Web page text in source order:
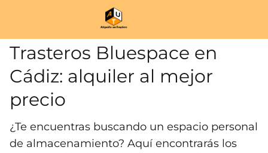
Trasteros Bluespace en
Cádiz: alquiler al mejor
precio
¿Te encuentras buscando un espacio personal
de almacenamiento? Aquí encontrarás los